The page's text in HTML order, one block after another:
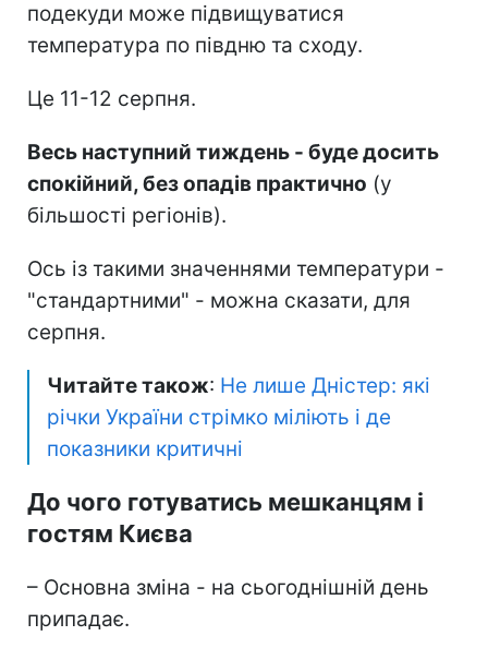
подекуди може підвищуватися
температура по півдню та сходу.
Це 11-12 серпня.
Весь наступний тиждень - буде досить
спокійний, без опадів практично (у
більшості регіонів).
Ось із такими значеннями температури -
"стандартними" - можна сказати, для
серпня.
Читайте також: Не лише Дністер: які
річки України стрімко міліють і де
показники критичні
До чого готуватись мешканцям і
гостям Києва
– Основна зміна - на сьогоднішній день
припадає.